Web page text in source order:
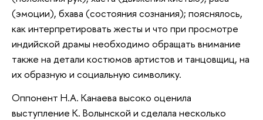
(эмоции), бхава (состояния сознания); пояснялось,
как интерпретировать жесты и что при просмотре
индийской драмы необходимо обращать внимание
также на детали костюмов артистов и танцовщиц, на
их образную и социальную символику.
Оппонент Н.А. Канаева высоко оценила
выступление К. Волынской и сделала несколько